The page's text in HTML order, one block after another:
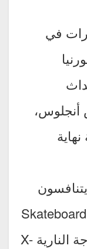
في
أنجلوس،
يتنافسون
في رياضات التزلج على اللوح Skateboard
والدراجة الهوائية BMX والدراجة النارية X-